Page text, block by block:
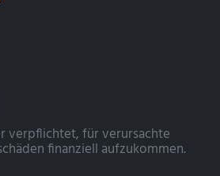
verpflichtet, für verursachte
finanziell aufzukommen.